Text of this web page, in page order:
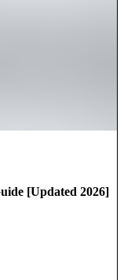
[Updated 2026]